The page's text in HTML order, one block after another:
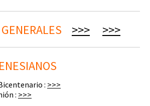
>>> >>>
: >>>
: >>>